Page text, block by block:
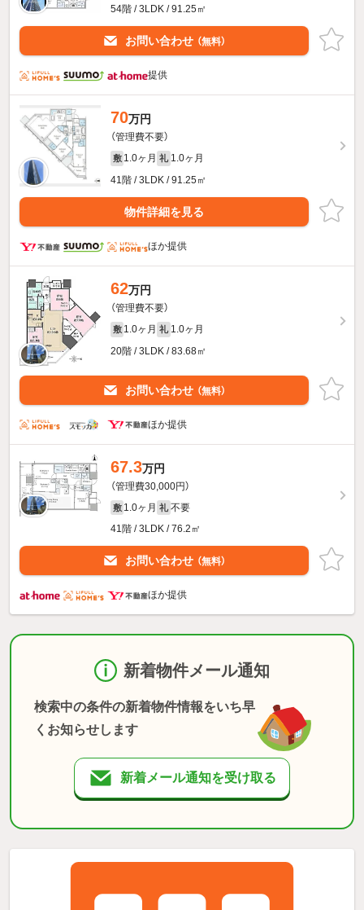
54階 / 3LDK / 91.25㎡
お問い合わせ （無料）
提供
70万円
（管理費不要）
敷 1.0ヶ月 礼 1.0ヶ月
41階 / 3LDK / 91.25㎡
物件詳細を見る
ほか提供
62万円
（管理費不要）
敷 1.0ヶ月 礼 1.0ヶ月
20階 / 3LDK / 83.68㎡
お問い合わせ （無料）
ほか提供
67.3万円
（管理費30,000円）
敷 1.0ヶ月 礼 不要
41階 / 3LDK / 76.2㎡
お問い合わせ （無料）
ほか提供
新着物件メール通知
検索中の条件の新着物件情報をいち早
くお知らせします
新着メール通知を受け取る